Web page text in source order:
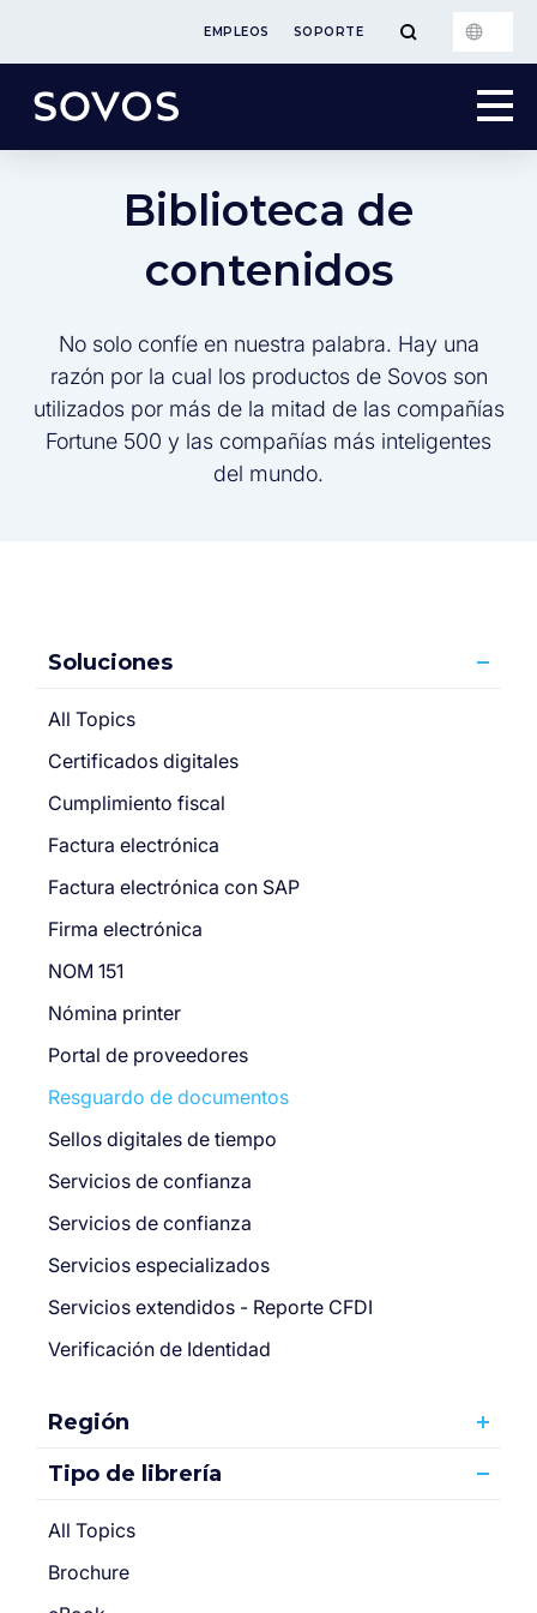
EMPLEOS SOPORTE
Biblioteca de
contenidos
No solo confíe en nuestra palabra. Hay una
razón por la cual los productos de Sovos son
utilizados por más de la mitad de las compañías
Fortune 500 y las compañías más inteligentes
del mundo.
Soluciones
All Topics
Certificados digitales
Cumplimiento fiscal
Factura electrónica
Factura electrónica con SAP
Firma electrónica
NOM 151
Nómina printer
Portal de proveedores
Resguardo de documentos
Sellos digitales de tiempo
Servicios de confianza
Servicios de confianza
Servicios especializados
Servicios extendidos - Reporte CFDI
Verificación de Identidad
Región
Tipo de librería
All Topics
Brochure